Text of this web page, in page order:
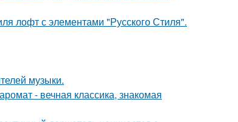
лофт с элементами "Русского Стиля".
музыки.
- вечная классика, знакомая